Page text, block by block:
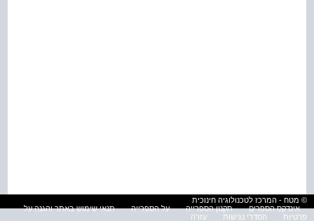
© מטח - המרכז לטכנולוגיה חינוכית
אינדקס הספרים
תקנון הספרייה על הספרייה
תנאי שימוש באתר והגנה על
פרטיות
הסדרי נגישות עזרה